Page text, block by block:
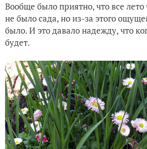
Вообще было приятно, что все
не было сада, но из-за этого
было. И это давало надежду, что
будет.